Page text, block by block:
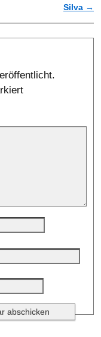
Silva →